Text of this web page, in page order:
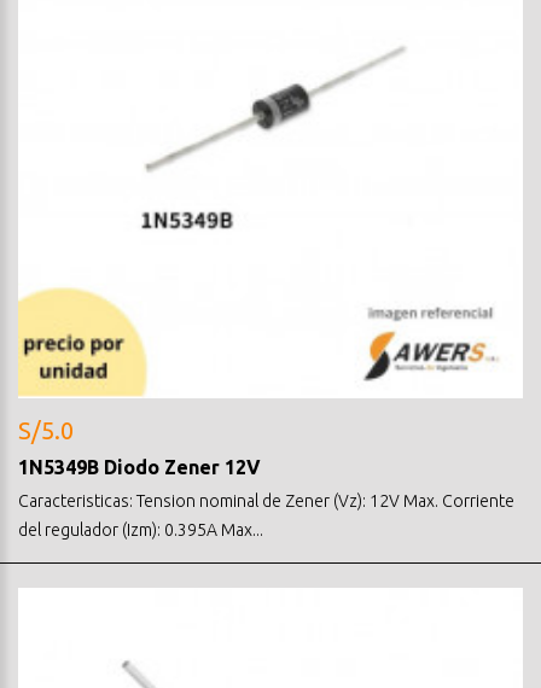
S/5.0
1N5349B Diodo Zener 12V
Caracteristicas: Tension nominal de Zener (Vz): 12V Max. Corriente
del regulador (Izm): 0.395A Max...